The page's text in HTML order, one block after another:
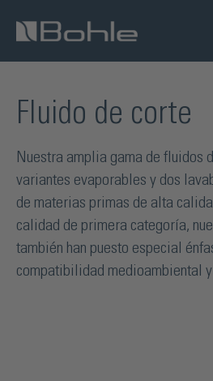
principal
Fluido de corte
Nuestra amplia gama de fluidos
variantes evaporables y dos
de materias primas de alta
calidad de primera categoría,
también han puesto especial
compatibilidad medioambiental y